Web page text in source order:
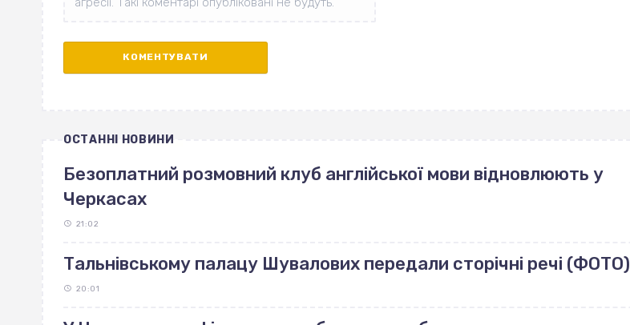
ОСТАННІ НОВИНИ
Безоплатний розмовний клуб англійської мови відновлюють у
Черкасах
21:02
Тальнівському палацу Шувалових передали сторічні речі (ФОТО)
20:01